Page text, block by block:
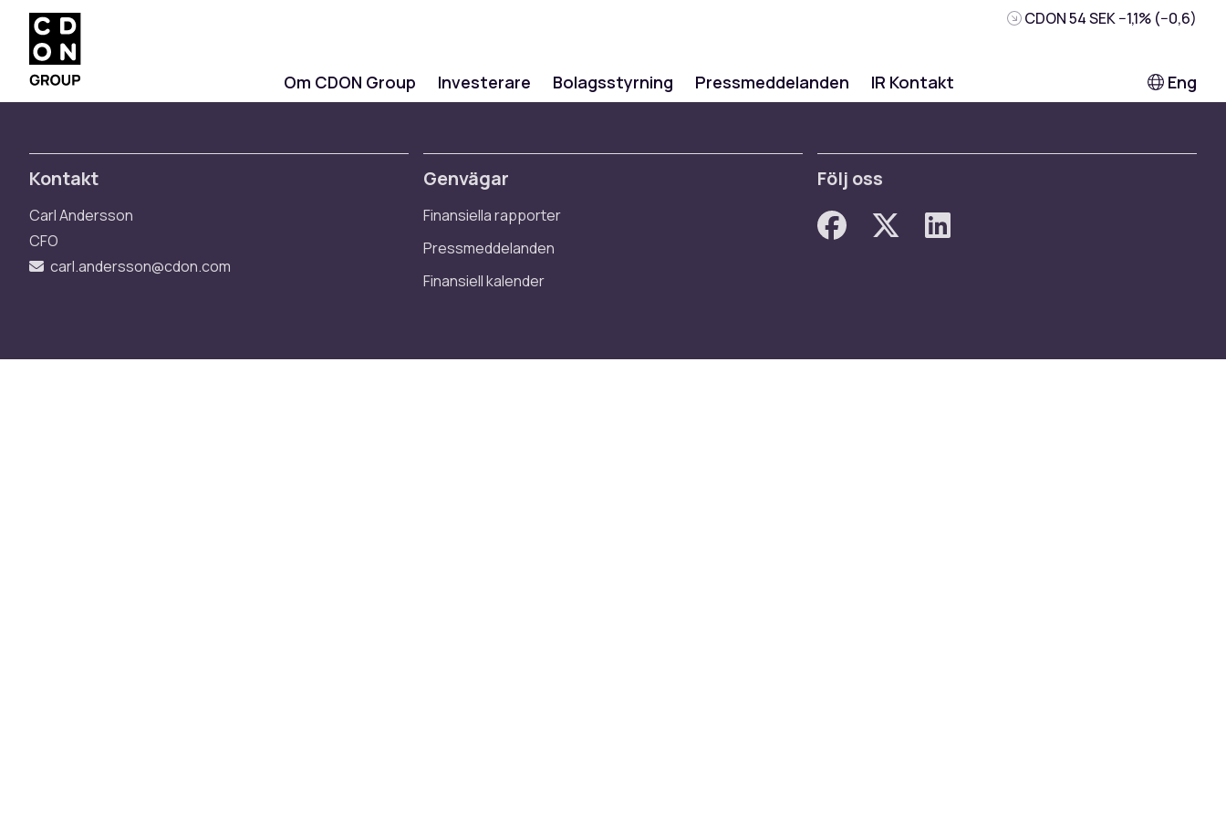
Om CDON Group Investerare Bolagsstyrning Pressmeddelanden IR Kontakt
CDON54 SEK−1,1% (−0,6)
Eng
Kontakt
Carl Andersson
CFO
carl.andersson@cdon.com
Genvägar
Finansiella rapporter
Pressmeddelanden
Finansiell kalender
Följ oss